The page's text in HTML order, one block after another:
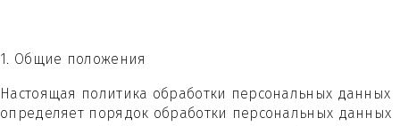
1. Общие положения
Настоящая политика обработки персональных данных
определяет порядок обработки персональных данных